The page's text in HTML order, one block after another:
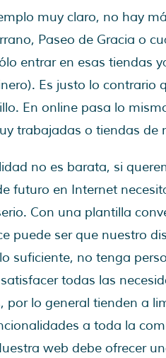
muy claro, no hay
Paseo de Gracia o
entrar en esas tiendas
Es justo lo
En online pasa lo
trabajadas o tiendas de
no es barata, si
futuro en Internet
Con una plantilla
puede ser que nuestro
suficiente, no tenga
todas las
por lo general tienden a
a toda la
web debe ofrecer